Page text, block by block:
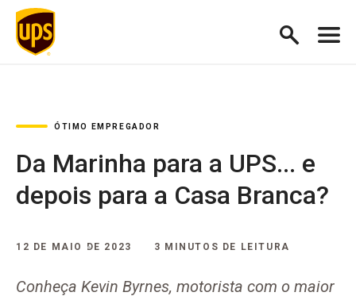
ÓTIMO EMPREGADOR
Da Marinha para a UPS... e
depois para a Casa Branca?
12 DE MAIO DE 2023 3 MINUTOS DE LEITURA
Conheça Kevin Byrnes, motorista com o maior